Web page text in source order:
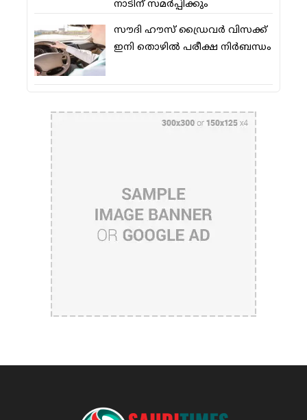
നാടിന് സമര്‍പ്പിക്കും
സൗദി ഹൗസ് ഡ്രൈവര്‍ വിസക്ക്
ഇനി തൊഴില്‍ പരീക്ഷ നിര്‍ബന്ധം